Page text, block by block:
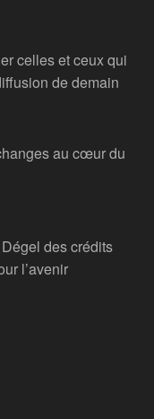
celles et ceux qui
de demain
au cœur du
des crédits
l’avenir